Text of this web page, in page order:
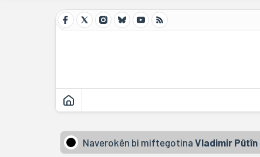
Naverokên bi miftegotina Vladimir Pûtîn